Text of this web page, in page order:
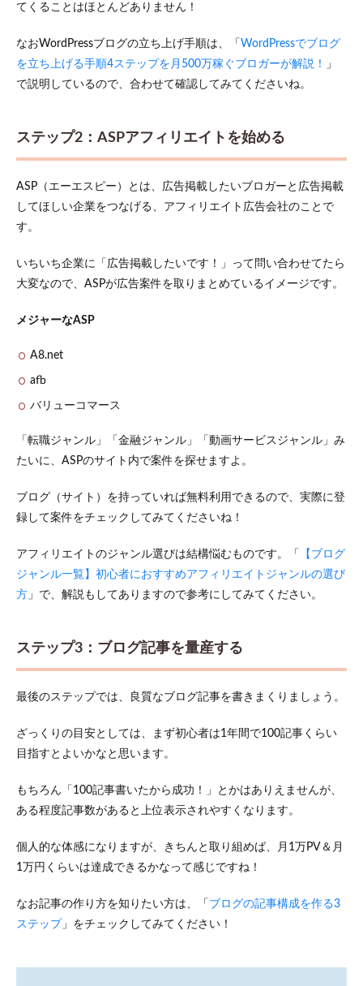
てくることはほとんどありません！
なおWordPressブログの立ち上げ手順は、「 WordPressでブログ
を立ち上げる手順4ステップを月500万稼ぐブロガーが解説！
」
で説明しているので、合わせて確認してみてくださいね。
ステップ2：ASPアフィリエイトを始める
ASP（エーエスピー）とは、広告掲載したいブロガーと広告掲載
してほしい企業をつなげる、アフィリエイト広告会社のことで
す。
いちいち企業に「広告掲載したいです！」って問い合わせてたら
大変なので、ASPが広告案件を取りまとめているイメージです。
メジャーなASP
A8.net
afb
バリューコマース
「転職ジャンル」「金融ジャンル」「動画サービスジャンル」み
たいに、ASPのサイト内で案件を探せますよ。
ブログ（サイト）を持っていれば無料利用できるので、実際に登
録して案件をチェックしてみてくださいね！
アフィリエイトのジャンル選びは結構悩むものです。「
【ブログ
ジャンル一覧】初心者におすすめアフィリエイトジャンルの選び
方 」で、解説もしてありますので参考にしてみてください。
ステップ3：ブログ記事を量産する
最後のステップでは、良質なブログ記事を書きまくりましょう。
ざっくりの目安としては、まず初心者は1年間で100記事くらい
目指すとよいかなと思います。
もちろん「100記事書いたから成功！」とかはありえませんが、
ある程度記事数があると上位表示されやすくなります。
個人的な体感になりますが、きちんと取り組めば、月1万PV＆月
1万円くらいは達成できるかなって感じですね！
なお記事の作り方を知りたい方は、「 ブログの記事構成を作る3
ステップ 」をチェックしてみてください！